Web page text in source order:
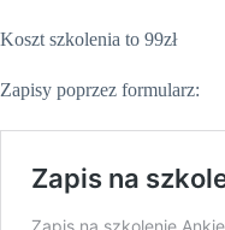
Koszt szkolenia to 99zł
Zapisy poprzez formularz: